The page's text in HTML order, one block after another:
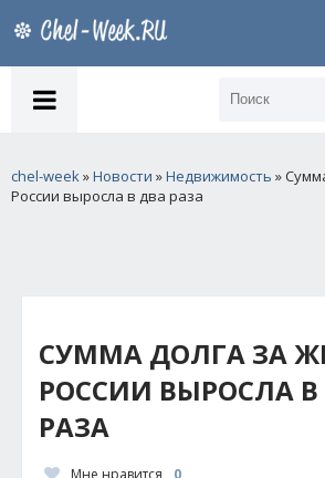
chel-week»Новости »Недвижимость »
России выросла в два раза
СУММА ДОЛГА ЗА
РОССИИ ВЫРОСЛА
РАЗА
Мне нравится 0